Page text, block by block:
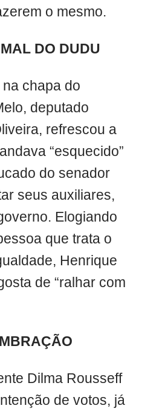
o mesmo.
DO DUDU
chapa do
deputado
refrescou a
“esquecido”
do senador
seus auxiliares,
Elogiando
que trata o
Henrique
de “ralhar com
Dilma Rousseff
de votos, já